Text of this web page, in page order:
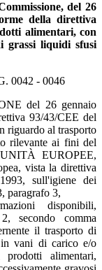
del 26
della direttiva
alimentari, con
grassi liquidi sfusi
0042 - 0046
del 26 gennaio
93/43/CEE del
riguardo al trasporto
rilevante ai fini del
EUROPEE,
vista la direttiva
sull'igiene dei
paragrafo 3,
disponibili,
secondo comma
il trasporto di
vani di carico e/o
prodotti alimentari,